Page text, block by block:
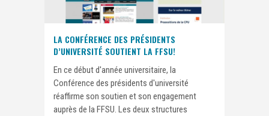
LA CONFÉRENCE DES PRÉSIDENTS
D’UNIVERSITÉ SOUTIENT LA FFSU!
En ce début d'année universitaire, la
Conférence des présidents d'université
réaffirme son soutien et son engagement
auprès de la FFSU. Les deux structures